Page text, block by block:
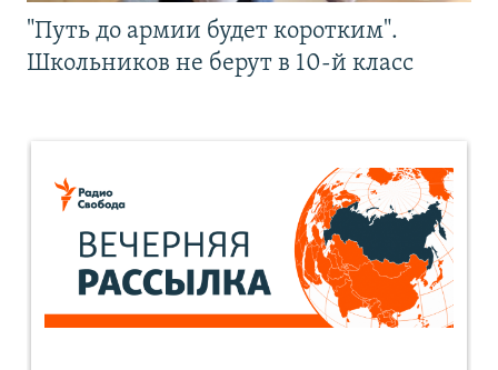
"Путь до армии будет коротким".
Школьников не берут в 10-й класс